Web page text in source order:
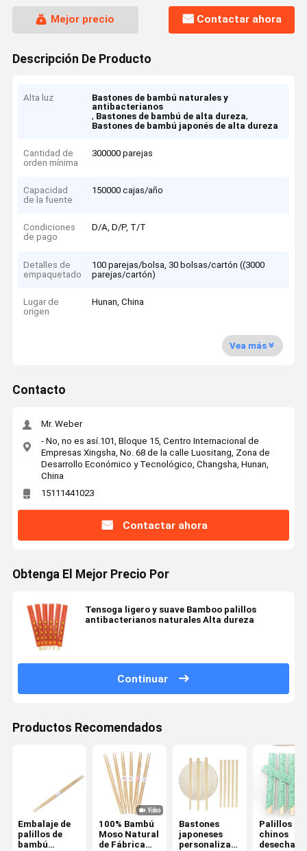
Mejor precio Contactar ahora
Descripción De Producto
Alta luz
Bastones de bambú naturales y
antibacterianos
, Bastones de bambú de alta dureza,
Bastones de bambú japonés de alta dureza
Cantidad de
orden mínima
300000 parejas
Capacidad
de la fuente
150000 cajas/año
Condiciones
de pago
D/A, D/P, T/T
Detalles de
empaquetado
100 parejas/bolsa, 30 bolsas/cartón ((3000
parejas/cartón)
Lugar de
origen
Hunan, China
Vea más
Contacto
Mr. Weber
- No, no es así.101, Bloque 15, Centro Internacional de
Empresas Xingsha, No. 68 de la calle Luositang, Zona de
Desarrollo Económico y Tecnológico, Changsha, Hunan,
China
15111441023
Contactar ahora
Obtenga El Mejor Precio Por
Tensoga ligero y suave Bamboo palillos
antibacterianos naturales Alta dureza
Continuar
Productos Recomendados
Embalaje de
palillos de
bambú
100% Bambú
Moso Natural
de Fábrica
Bastones
japoneses
personalizados
Palillos
chinos